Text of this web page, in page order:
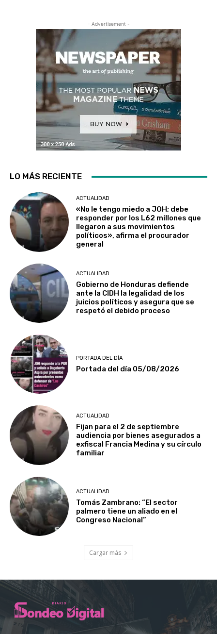
- Advertisement -
LO MÁS RECIENTE
ACTUALIDAD
«No le tengo miedo a JOH; debe
responder por los L62 millones que
llegaron a sus movimientos
políticos», afirma el procurador
general
ACTUALIDAD
Gobierno de Honduras defiende
ante la CIDH la legalidad de los
juicios políticos y asegura que se
respetó el debido proceso
PORTADA DEL DÍA
Portada del día 05/08/2026
ACTUALIDAD
Fijan para el 2 de septiembre
audiencia por bienes asegurados a
exfiscal Francia Medina y su círculo
familiar
ACTUALIDAD
Tomás Zambrano: “El sector
palmero tiene un aliado en el
Congreso Nacional”
Cargar más